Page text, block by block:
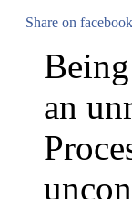
Share on facebook
an